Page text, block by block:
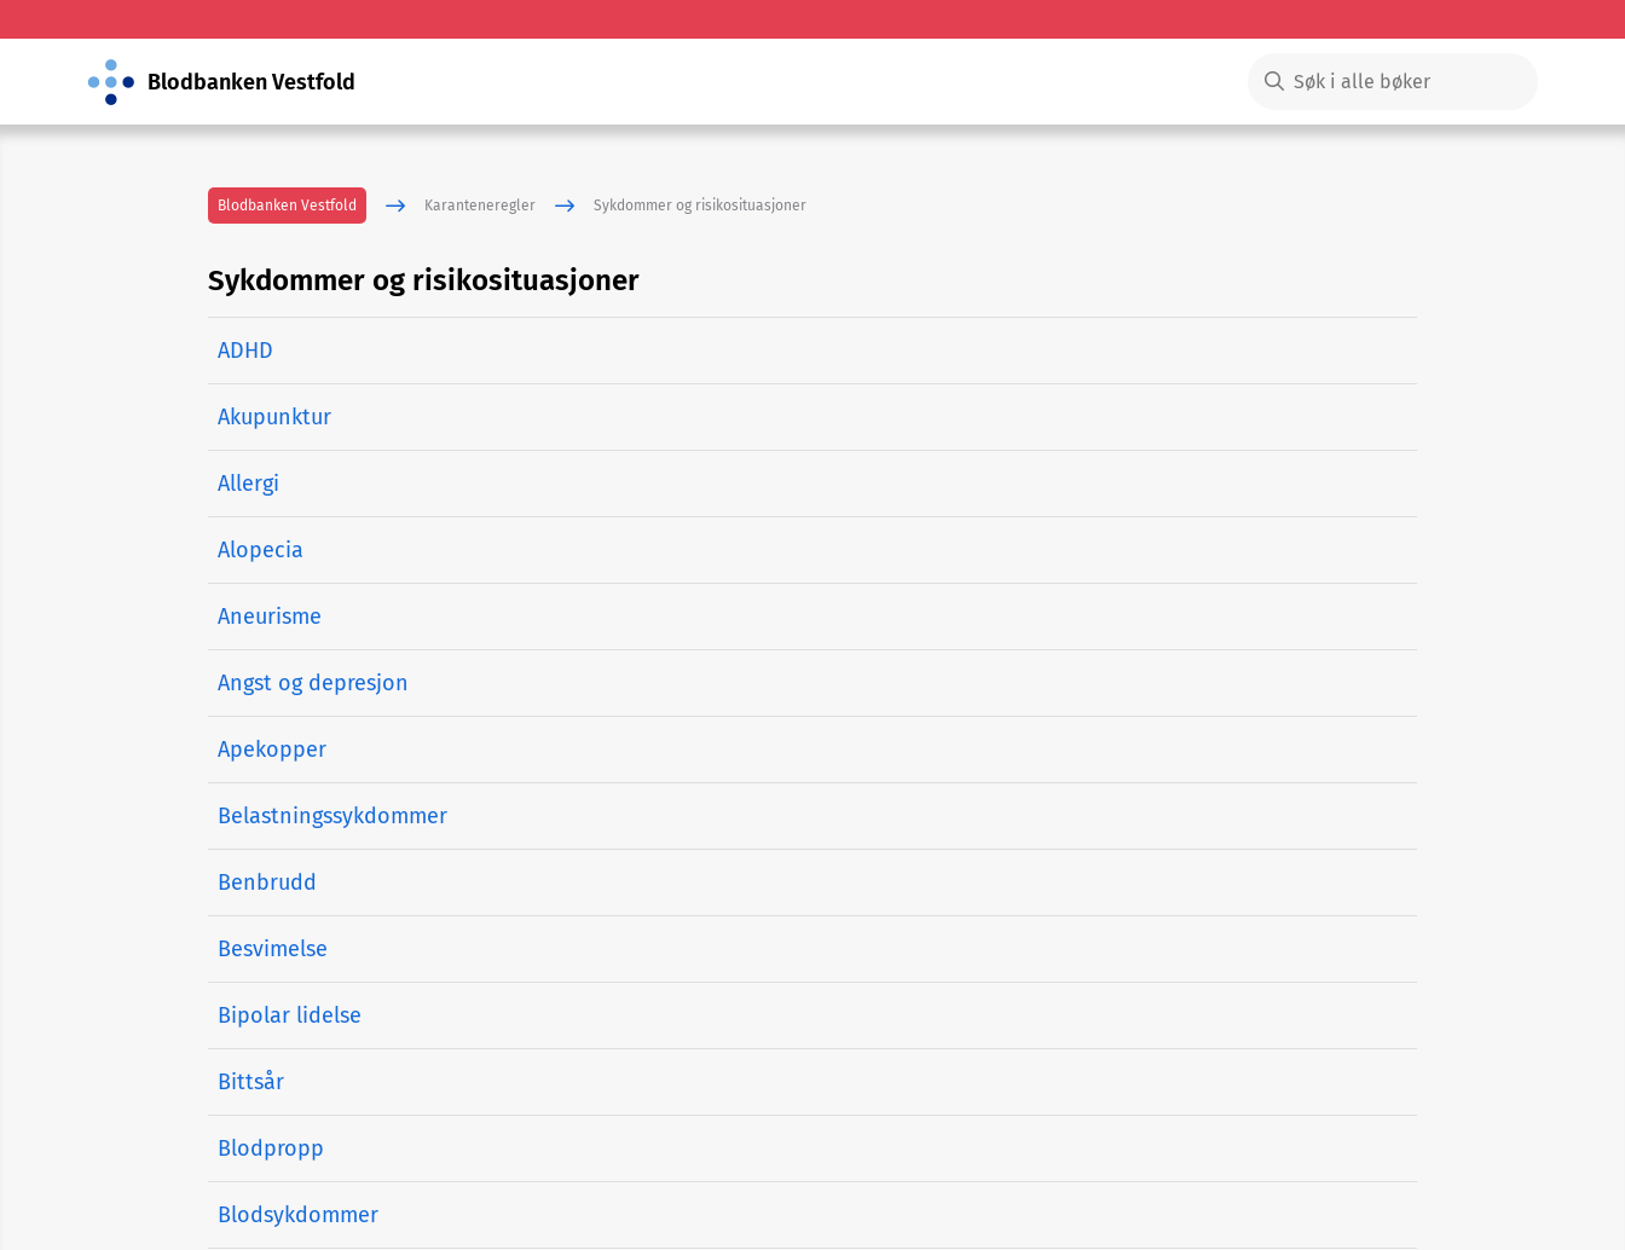
Blodbanken Vestfold
Blodbanken Vestfold Karanteneregler Sykdommer og risikosituasjoner
Sykdommer og risikosituasjoner
ADHD
Akupunktur
Allergi
Alopecia
Aneurisme
Angst og depresjon
Apekopper
Belastningssykdommer
Benbrudd
Besvimelse
Bipolar lidelse
Bittsår
Blodpropp
Blodsykdommer